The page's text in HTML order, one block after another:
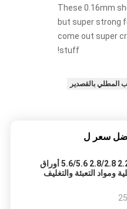
These 0.16mm
but super strong
come out super
stuff!
المطلي بالقصدير
سعر ل
2.0/2.0 2.2/2.2 2.8/2.8 5.6/5.6 أوراق
ومواد التعبئة والتغليف